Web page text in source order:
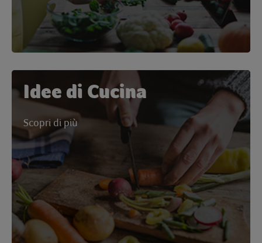
Idee di Cucina
Scopri di più